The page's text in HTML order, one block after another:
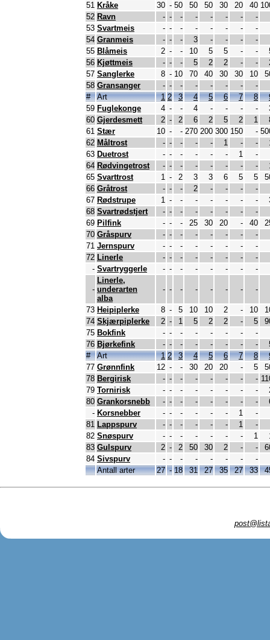
51 Kråke 30 - 50 50 50 30 20 40
52 Ravn - - - - - - -
-
53 Svartmeis - - - - - - -
-
54 Granmeis - - - 3 - - -
-
55 Blåmeis 2 - - 10 5 5 - -
56 Kjøttmeis - - - 5 2 2 - -
57 Sanglerke 8 - 10 70 40 30 30 10
58 Gransanger - - - - - - -
-
#
Art 1 2 3 4 5 6 7 8
59 Fuglekonge 4 - - 4 - - - -
60 Gjerdesmett 2 - 2 6 2 5 2 1
61 Stær 10 - - 270 200 300 150 -
62 Måltrost - - - - - 1 - -
63 Duetrost - - - - - - 1
-
64 Rødvingetrost - - - - - - - -
65 Svarttrost 1 - 2 3 3 6 5 5
66 Gråtrost - - - 2 - - -
-
67 Rødstrupe 1 - - - - - - -
68 Svartrødstjert - - - - - - -
-
69 Pilfink - - - 25 30 20 - 40
70 Gråspurv - - - - - - -
-
71 Jernspurv - - - - - - -
-
72 Linerle - - - - - - -
-
- Svartryggerle - - - - - - - -
-
Linerle,
underarten
alba
- - - - - - - -
73 Heipiplerke 8 - 5 10 10 2 - 10
74 Skjærpiplerke 2 - 1 5 2 2 - 5
75 Bokfink - - - - - - -
-
76 Bjørkefink - - - - - - - -
#
Art 1 2 3 4 5 6 7 8
77 Grønnfink 12 - - 30 20 20 - 5
78 Bergirisk - - - - - - - -
79 Tornirisk - - - - - - - -
80 Grankorsnebb - - - - - - - -
- Korsnebber - - - - - - 1
-
81 Lappspurv - - - - - - 1
-
82 Snøspurv - - - - - - - 1
83 Gulspurv 2 - 2 50 30 2 - -
84 Sivspurv - - - - - - -
-
Antall arter
27 - 18 31 27 35 27 33